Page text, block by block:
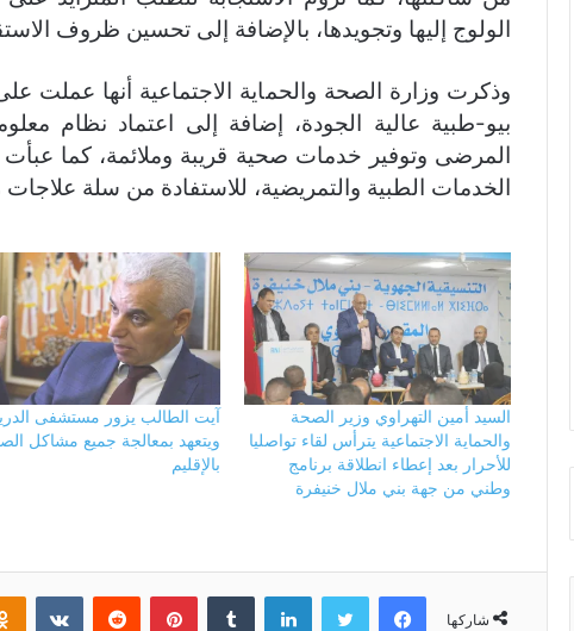
الولوج إليها وتجويدها، بالإضافة إلى تحسين ظروف
وذكرت وزارة الصحة والحماية الاجتماعية أنها عملت
بيو-طبية عالية الجودة، إضافة إلى اعتماد نظام
المرضى وتوفير خدمات صحية قريبة وملائمة، كما
الخدمات الطبية والتمريضية، للاستفادة من سلة علاجات
السيد أمين التهراوي وزير الصحة
والحماية الاجتماعية يترأس لقاء تواصليا
للأحرار بعد إعطاء انطلاقة برنامج
وطني من جهة بني ملال خنيفرة
آيت الطالب يزور مستشفى
ويتعهد بمعالجة جميع مشاكل
بالإقليم
شاركها
فيسبوك تويتر لينكدإن بينتيريست